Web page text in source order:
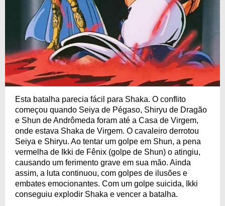
Esta batalha parecia fácil para Shaka. O conflito
começou quando Seiya de Pégaso, Shiryu de Dragão
e Shun de Andrômeda foram até a Casa de Virgem,
onde estava Shaka de Virgem. O cavaleiro derrotou
Seiya e Shiryu. Ao tentar um golpe em Shun, a pena
vermelha de Ikki de Fênix (golpe de Shun) o atingiu,
causando um ferimento grave em sua mão. Ainda
assim, a luta continuou, com golpes de ilusões e
embates emocionantes. Com um golpe suicida, Ikki
conseguiu explodir Shaka e vencer a batalha.